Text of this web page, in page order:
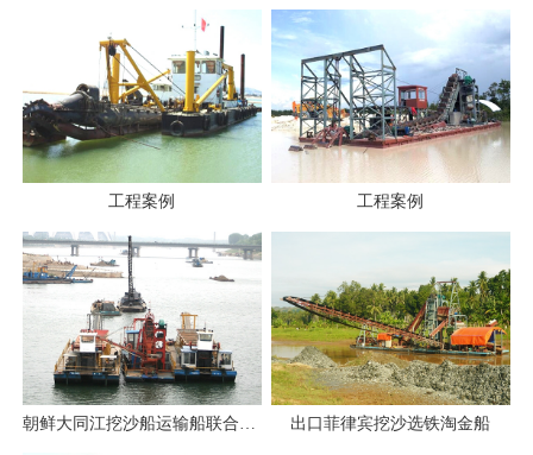
工程案例 工程案例
出口菲律宾挖沙选铁淘金船